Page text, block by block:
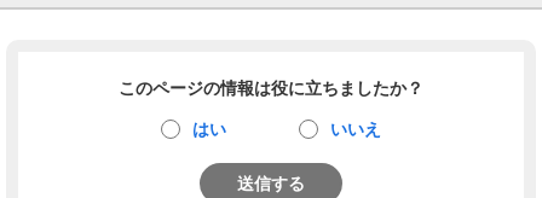
このページの情報は役に立ちましたか？
はい いいえ
送信する